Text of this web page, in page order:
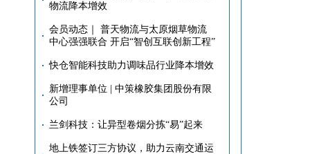
物流降本增效
会员动态｜ 普天物流与太原烟草物流
中心强强联合 开启“智创互联创新工程”
快仓智能科技助力调味品行业降本增效
新增理事单位 | 中策橡胶集团股份有限
公司
兰剑科技：让异型卷烟分拣“易”起来
地上铁签订三方协议，助力云南交通运